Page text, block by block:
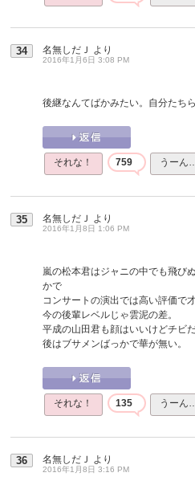
34 名無しだＪ より
2016年1月6日 3:08 PM
後継なんてばかみたい。自分たち
それな！ 759 うーん
35 名無しだＪ より
2016年1月8日 1:06 PM
嵐の松本君はジャニの中でも飛び
かで
コンサートの演出では高い評価で
今の後輩レベルじゃ雲泥の差。
平成の山田君も顔はいいけどチビ
後はブサメンばっかで華が無い。
それな！ 135 うーん
36 名無しだＪ より
2016年1月8日 3:16 PM